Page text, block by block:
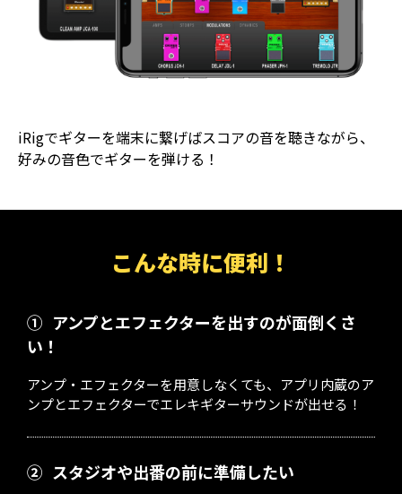
iRigでギターを端末に繋げばスコアの音を聴きながら、
好みの音色でギターを弾ける！
こんな時に便利！
① アンプとエフェクターを出すのが面倒くさ
い！
アンプ・エフェクターを用意しなくても、アプリ内蔵のア
ンプとエフェクターでエレキギターサウンドが出せる！
② スタジオや出番の前に準備したい